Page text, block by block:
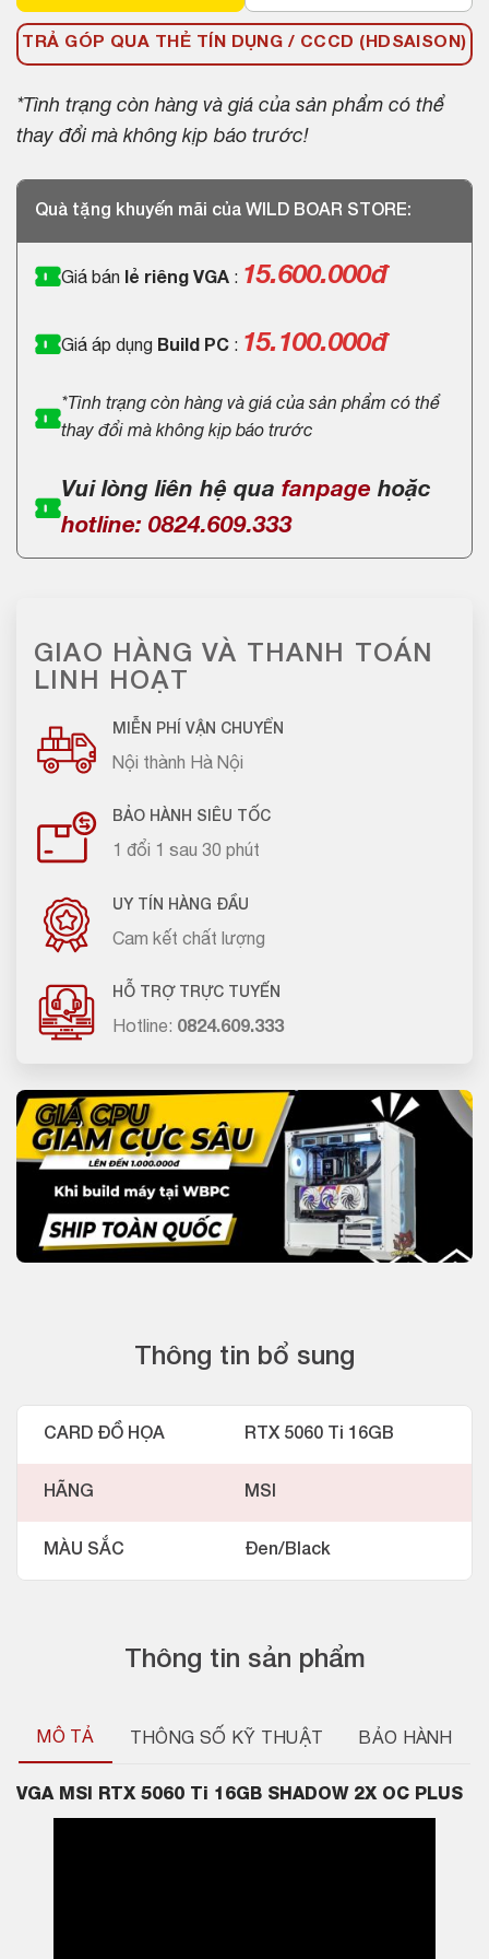
TRẢ GÓP QUA THẺ TÍN DỤNG / CCCD (HDSAISON)
*Tình trạng còn hàng và giá của sản phẩm có thể
thay đổi mà không kịp báo trước!
Quà tặng khuyến mãi của WILD BOAR STORE:
Giá bán lẻ riêng VGA : 15.600.000đ
Giá áp dụng Build PC : 15.100.000đ
*Tình trạng còn hàng và giá của sản phẩm có thể
thay đổi mà không kịp báo trước
Vui lòng liên hệ qua fanpage hoặc
hotline: 0824.609.333
GIAO HÀNG VÀ THANH TOÁN
LINH HOẠT
MIỄN PHÍ VẬN CHUYỂN
Nội thành Hà Nội
BẢO HÀNH SIÊU TỐC
1 đổi 1 sau 30 phút
UY TÍN HÀNG ĐẦU
Cam kết chất lượng
HỖ TRỢ TRỰC TUYẾN
Hotline: 0824.609.333
Thông tin sản phẩm
MÔ TẢ THÔNG SỐ KỸ THUẬT BẢO HÀNH
VGAMSI RTX 5060 Ti 16GB SHADOW 2X OC PLUS
Thông tin bổ sung
CARD ĐỒ HỌA RTX 5060 Ti 16GB
HÃNG MSI
MÀU SẮC Đen/Black